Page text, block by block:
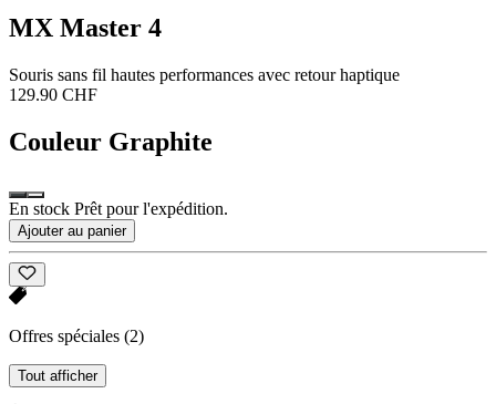
MX Master 4
Souris sans fil hautes performances avec retour haptique
129.90 CHF
Couleur Graphite
En stock Prêt pour l'expédition.
Ajouter au panier
Offres spéciales (2)
Tout afficher